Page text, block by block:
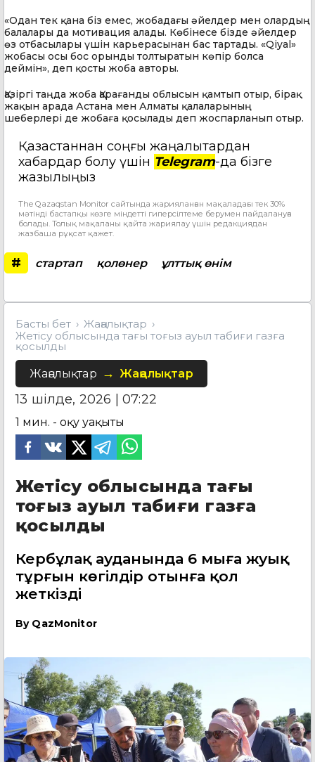
«Одан тек қана біз емес, жобадағы әйелдер мен олардың
балалары да мотивация алады. Көбінесе бізде әйелдер
өз отбасылары үшін карьерасынан бас тартады. «Qiyal»
жобасы осы бос орынды толтыратын көпір болса
деймін», деп қосты жоба авторы.
Қазіргі таңда жоба Қарағанды облысын қамтып отыр, бірақ
жақын арада Астана мен Алматы қалаларының
шеберлері де жобаға қосылады деп жоспарланып отыр.
Қазақстаннан соңғы жаңалықтардан
хабардар болу үшін Telegram-да бізге
жазылыңыз
The Qazaqstan Monitor сайтында жарияланған мақаладағы тек 30%
мәтінді бастапқы көзге міндетті гиперсілтеме берумен пайдалануға
болады. Толық мақаланы қайта жариялау үшін редакциядан
жазбаша рұқсат қажет.
# стартап қолөнер ұлттық өнім
Басты бет
Жаңалықтар
Жетісу облысында тағы тоғыз ауыл табиғи газға
қосылды
Жаңалықтар Жаңалықтар
13 шілде, 2026 | 07:22
1 мин. - оқу уақыты
Жетісу облысында тағы
тоғыз ауыл табиғи газға
қосылды
Кербұлақ ауданында 6 мыңға жуық
тұрғын көгілдір отынға қол
жеткізді
By QazMonitor